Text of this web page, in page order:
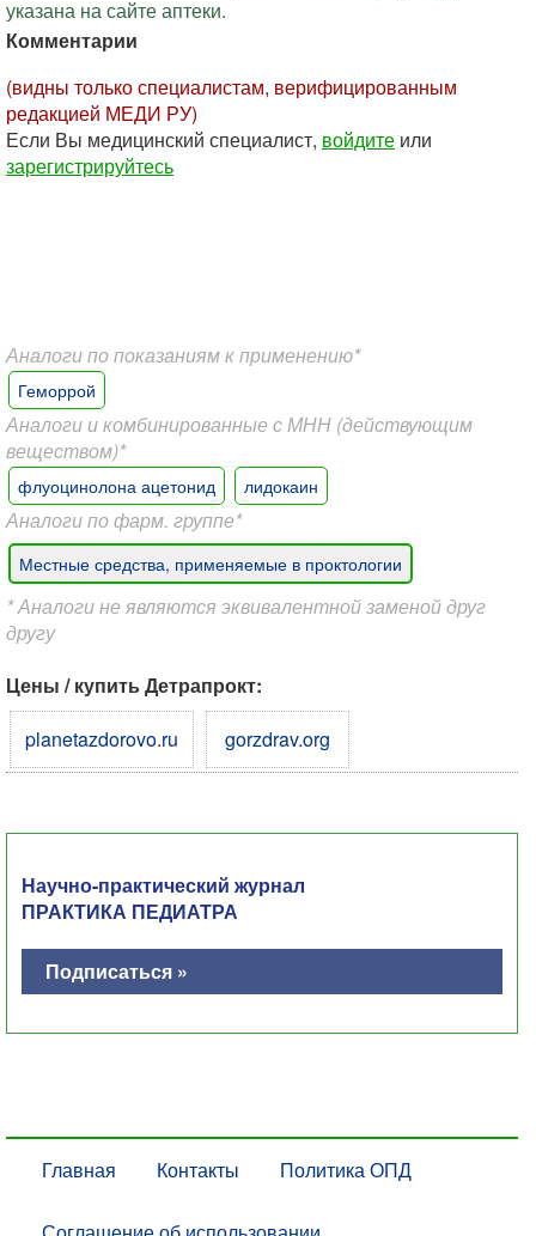
указана на сайте аптеки.
Комментарии
(видны только специалистам, верифицированным
редакцией МЕДИ РУ)
Если Вы медицинский специалист, войдите или
зарегистрируйтесь
Аналоги по показаниям к применению*
Геморрой
Аналоги и комбинированные с МНН (действующим
веществом)*
флуоцинолона ацетонид лидокаин
Аналоги по фарм. группе*
Местные средства, применяемые в проктологии
* Аналоги не являются эквивалентной заменой друг
другу
Цены / купить Детрапрокт:
planetazdorovo.ru
gorzdrav.org
Научно-практический журнал
ПРАКТИКА ПЕДИАТРА
Подписаться »
Главная Контакты Политика ОПД